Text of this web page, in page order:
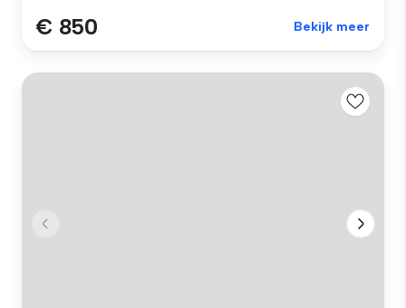
€ 850 Bekijk meer